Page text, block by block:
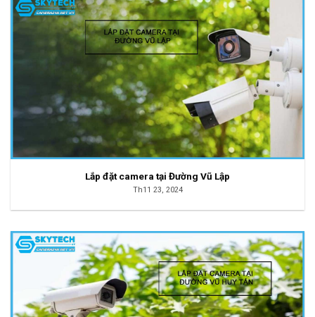
Lắp đặt camera tại Đường Vũ Lập
Th11 23, 2024